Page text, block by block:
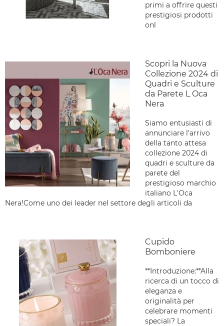
primi a offrire questi
prestigiosi prodotti
onl
Scopri la Nuova
Collezione 2024 di
Quadri e Sculture
da Parete L Oca
Nera
Siamo entusiasti di
annunciare l'arrivo
della tanto attesa
collezione 2024 di
quadri e sculture da
parete del
prestigioso marchio
italiano L'Oca
Nera!Come uno dei leader nel settore degli articoli da
Cupido
Bomboniere
**Introduzione:**Alla
ricerca di un tocco di
eleganza e
originalità per
celebrare momenti
speciali? La